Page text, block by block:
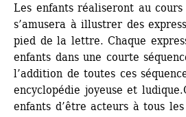
Les enfants réaliseront au
s’amusera à illustrer des
pied de la lettre. Chaque
enfants dans une courte
l’addition de toutes ces
encyclopédie joyeuse et
enfants d’être acteurs à tous